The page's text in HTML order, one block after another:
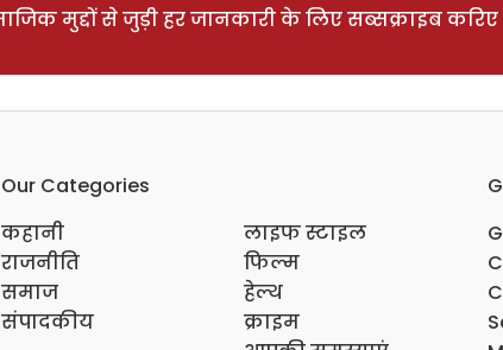
मुद्दों से जुड़ी हर जानकारी के लिए सब्सक्राइब करिए
Our Categories
कहानी
राजनीति
समाज
संपादकीय
लाइफ स्टाइल
फिल्म
हेल्थ
क्राइम